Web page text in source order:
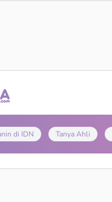
di IDN Tanya Ahli